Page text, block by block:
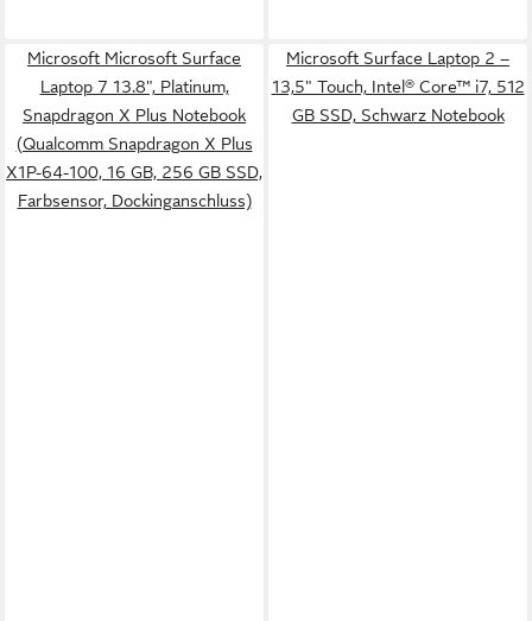
Microsoft Microsoft Surface
Laptop 7 13.8", Platinum,
Snapdragon X Plus Notebook
(Qualcomm Snapdragon X Plus
X1P-64-100, 16 GB, 256 GB SSD,
Farbsensor, Dockinganschluss)
Microsoft Surface Laptop 2 –
13,5" Touch, Intel® Core™ i7, 512
GB SSD, Schwarz Notebook